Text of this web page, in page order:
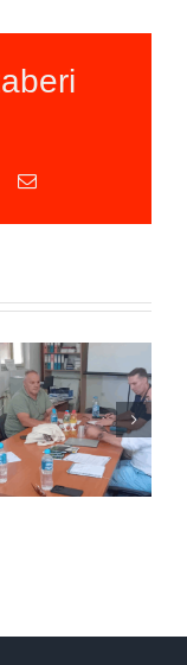
PinterestEmail
Popunite
upitnik i